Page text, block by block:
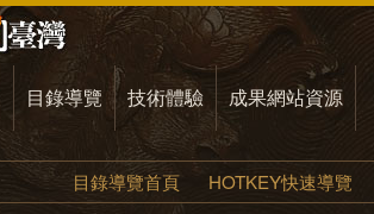
目錄導覽 技術體驗 成果網站資源
目錄導覽首頁 HOTKEY快速導覽